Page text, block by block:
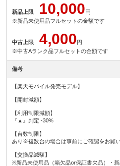
新品上限 10,000円
※新品未使用品フルセットの金額です
中古上限 4,000円
※中古Aランク品フルセットの金額です
備考
【楽天モバイル発売モデル】
【開封減額】
【利用制限減額】
『▲』判定 -30%
【台数制限】
あり※複数台の場合は事前にご確認をお願い
【交換品減額】
※新品未使用品（箱欠品or保証書欠品）・